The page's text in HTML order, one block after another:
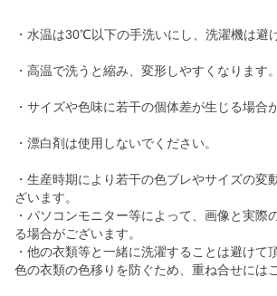
・水温は30℃以下の手洗いにし、洗濯機は避
・高温で洗うと縮み、変形しやすくなります。
・サイズや色味に若干の個体差が生じる場合
・漂白剤は使用しないでください。
・生産時期により若干の色ブレやサイズの変
ざいます。
・パソコンモニター等によって、画像と実際
る場合がございます。
・他の衣類等と一緒に洗濯することは避けて
色の衣類の色移りを防ぐため、重ね合せには